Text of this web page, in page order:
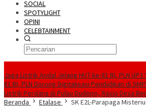
SOCIAL
SPOTYLIGHT
OPINI
CELEBTAINMENT
Jaga Listrik Andal Jelang HUT ke-81 RI, PLN
81 RI, PLN Dorong Digitalisasi Pendidikan di
Listrik Perdana di Pulau Dudepo, Rasio Desa
Beranda
Etalase SK E2L-Parapaga